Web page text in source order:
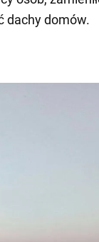
dachy domów.